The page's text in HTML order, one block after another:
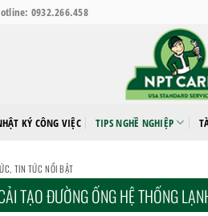
0932.266.458
KÝ CÔNG VIỆC TIPS NGHỀ NGHIỆP
TIN TỨC NỔI BẬT
TẠO ĐƯỜNG ỐNG HỆ THỐNG